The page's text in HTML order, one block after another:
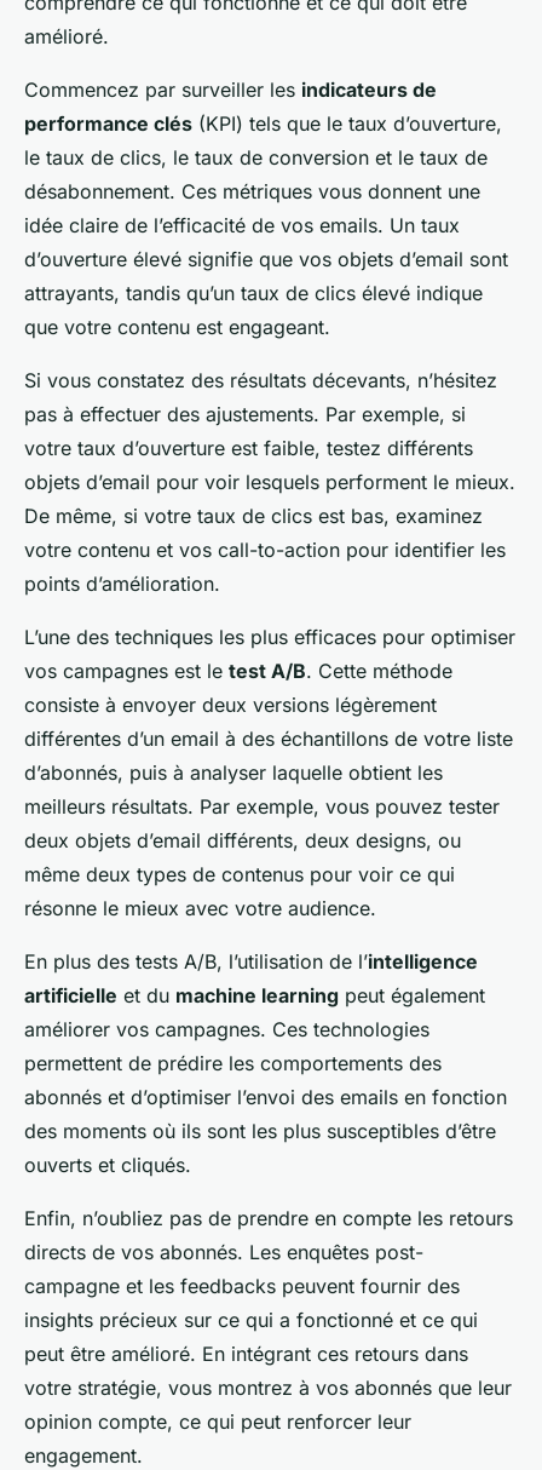
amélioré.
Commencez par surveiller les indicateurs de
performance clés (KPI) tels que le taux d’ouverture,
le taux de clics, le taux de conversion et le taux de
désabonnement. Ces métriques vous donnent une
idée claire de l’efficacité de vos emails. Un taux
d’ouverture élevé signifie que vos objets d’email sont
attrayants, tandis qu’un taux de clics élevé indique
que votre contenu est engageant.
Si vous constatez des résultats décevants, n’hésitez
pas à effectuer des ajustements. Par exemple, si
votre taux d’ouverture est faible, testez différents
objets d’email pour voir lesquels performent le mieux.
De même, si votre taux de clics est bas, examinez
votre contenu et vos call-to-action pour identifier les
points d’amélioration.
L’une des techniques les plus efficaces pour optimiser
vos campagnes est le test A/B. Cette méthode
consiste à envoyer deux versions légèrement
différentes d’un email à des échantillons de votre liste
d’abonnés, puis à analyser laquelle obtient les
meilleurs résultats. Par exemple, vous pouvez tester
deux objets d’email différents, deux designs, ou
même deux types de contenus pour voir ce qui
résonne le mieux avec votre audience.
En plus des tests A/B, l’utilisation de l’intelligence
artificielle et du machine learning peut également
améliorer vos campagnes. Ces technologies
permettent de prédire les comportements des
abonnés et d’optimiser l’envoi des emails en fonction
des moments où ils sont les plus susceptibles d’être
ouverts et cliqués.
Enfin, n’oubliez pas de prendre en compte les retours
directs de vos abonnés. Les enquêtes post-
campagne et les feedbacks peuvent fournir des
insights précieux sur ce qui a fonctionné et ce qui
peut être amélioré. En intégrant ces retours dans
votre stratégie, vous montrez à vos abonnés que leur
opinion compte, ce qui peut renforcer leur
engagement.